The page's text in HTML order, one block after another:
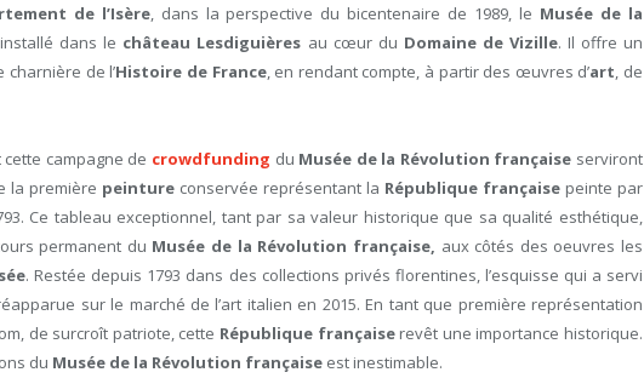
de l’Isère, dans la perspective du bicentenaire de 1989, le Musée de la
dans le château Lesdiguières au cœur du Domaine de Vizille. Il offre un
de l’Histoire de France, en rendant compte, à partir des œuvres d’art, de
campagne de crowdfunding du Musée de la Révolution française serviront
la première peinture conservée représentant la République française peinte par
Ce tableau exceptionnel, tant par sa valeur historique que sa qualité esthétique,
permanent du Musée de la Révolution française, aux côtés des oeuvres les
. Restée depuis 1793 dans des collections privés florentines, l’esquisse qui a servi
sur le marché de l’art italien en 2015. En tant que première représentation
de surcroît patriote, cette République françaiserevêt une importance historique.
du Musée de la Révolution française est inestimable.